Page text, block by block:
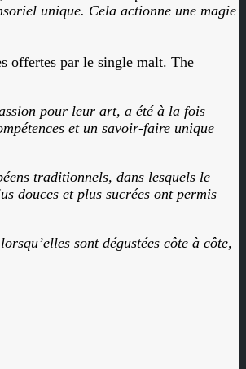
unique. Cela actionne une magie
offertes par le single malt. The
pour leur art, a été à la fois
et un savoir-faire unique
traditionnels, dans lesquels le
douces et plus sucrées ont permis
sont dégustées côte à côte,